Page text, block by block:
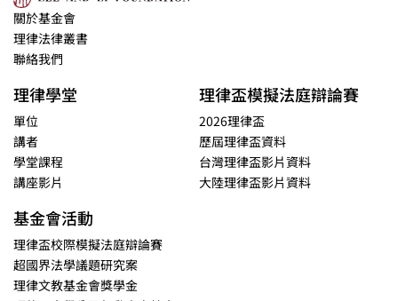
關於基金會
理律法律叢書
聯絡我們
理律學堂
單位
講者
學堂課程
講座影片
理律盃模擬法庭辯論賽
2026理律盃
歷屆理律盃資料
台灣理律盃影片資料
大陸理律盃影片資料
基金會活動
理律盃校際模擬法庭辯論賽
超國界法學議題研究案
理律文教基金會獎學金